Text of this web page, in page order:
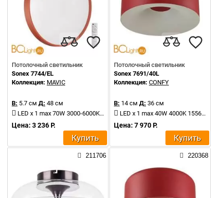
Потолочный светильник
Sonex 7744/EL
Коллекция: MAVIC
В: 5.7 см Д: 48 см
LED x 1 max 70W 3000-6000K 6050Lm
Цена: 3 236 Р.
Купить
Потолочный светильник
Sonex 7691/40L
Коллекция: CONFY
В: 14 см Д: 36 см
LED x 1 max 40W 4000K 1556Lm
Цена: 7 970 Р.
Купить
211706 220368